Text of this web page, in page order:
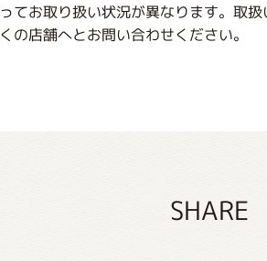
てお取り扱い状況が異なります。取
の店舗へとお問い合わせください。
SHARE